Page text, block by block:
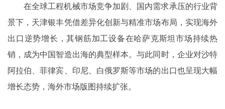
在全球工程机械市场竞争加剧、国内需求承压的行业背
景下，天津银丰凭借差异化创新与精准市场布局，实现海外
出口逆势增长，其钢筋加工设备在哈萨克斯坦市场持续热
销，成为中国智造出海的典型样本。与此同时，企业对沙特
阿拉伯、菲律宾、印尼、白俄罗斯等市场的出口也呈现大幅
增长态势，海外市场版图持续扩张。